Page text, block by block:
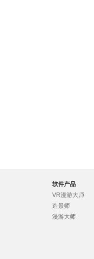
软件产品
VR漫游大师
造景师
漫游大师